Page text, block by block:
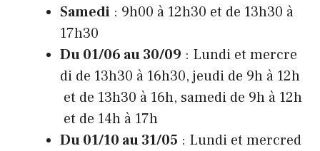
Samedi : 9h00 à 12h30 et de 13h30 à
17h30
Du 01/06 au 30/09 : Lundi et mercre
di de 13h30 à 16h30, jeudi de 9h à 12h
et de 13h30 à 16h, samedi de 9h à 12h
et de 14h à 17h
Du 01/10 au 31/05 : Lundi et mercred